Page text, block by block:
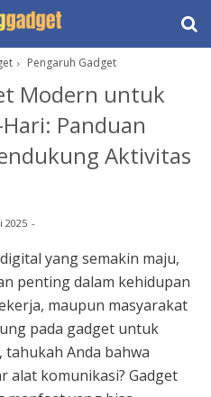
Pengaruh Gadget
Modern untuk
Panduan
Aktivitas
2025
yang semakin maju,
penting dalam kehidupan
maupun masyarakat
pada gadget untuk
Anda bahwa
alat komunikasi? Gadget